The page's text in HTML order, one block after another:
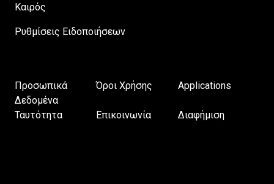
Καιρός
Ρυθμίσεις Ειδοποιήσεων
Προσωπικά
Δεδομένα
Όροι Χρήσης Applications
Ταυτότητα Επικοινωνία Διαφήμιση